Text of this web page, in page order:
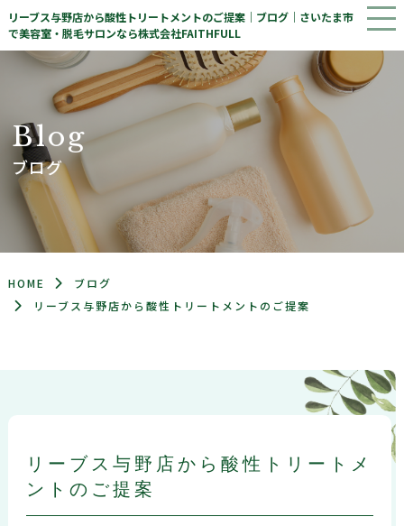
リーブス与野店から酸性トリートメントのご提案｜ブログ｜さいたま市
で美容室・脱毛サロンなら株式会社FAITHFULL
Blog
ブログ
HOME
ブログ
リーブス与野店から酸性トリートメントのご提案
リーブス与野店から酸性トリートメ
ントのご提案